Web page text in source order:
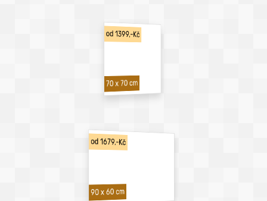
od 1399,-Kč
70 x 70 cm
od 1679,-Kč
90 x 60 cm